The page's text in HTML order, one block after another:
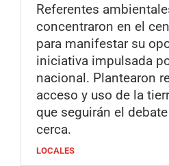
Referentes
concentraron en el
para manifestar su
iniciativa impulsada
nacional. Plantearon
acceso y uso de la
que seguirán el
cerca.
LOCALES